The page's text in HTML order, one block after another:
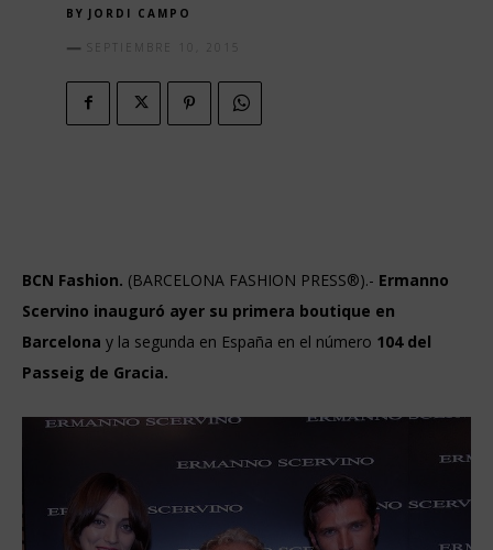
BY JORDI CAMPO
SEPTIEMBRE 10, 2015
BCN Fashion. (BARCELONA FASHION PRESS®).- Ermanno
Scervino inauguró ayer su primera boutique en
Barcelona y la segunda en España en el número 104 del
Passeig de Gracia.